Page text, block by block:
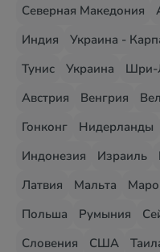
Северная Македония
Индия
Украина -
Тунис
Украина Шри-
Австрия
Венгрия
Гонконг
Нидерланды
Индонезия
Израиль
Латвия
Мальта
Польша
Румыния
Словения
США